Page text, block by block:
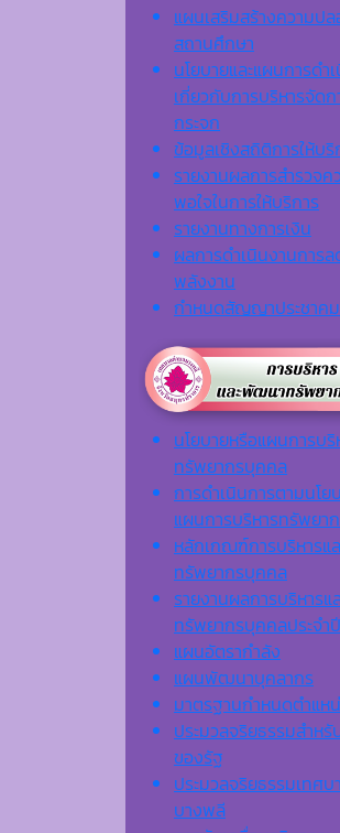
แผนเสริมสร้างความป
สถานศึกษา
นโยบายและแผนการดำ
เกี่ยวกับการบริหารจัดก
กระจก
ข้อมูลเชิงสถิติการให้บริ
รายงานผลการสำรวจ
พอใจในการให้บริการ
รายงานทางการเงิน
ผลการดำเนินงานการล
พลังงาน
กำหนดสัญญาประชาคม
นโยบายหรือแผนการบริ
ทรัพยากรบุคคล
การดำเนินการตามนโย
แผนการบริหารทรัพยา
หลักเกณฑ์การบริหาร
ทรัพยากรบุคคล
รายงานผลการบริหาร
ทรัพยากรบุคคลประจำปี
แผนอัตรากำลัง
แผนพัฒนาบุคลากร
มาตรฐานกำหนดตำแห
ประมวลจริยธรรมสำหรั
ของรัฐ
ประมวลจริยธรรมเทศ
บางพลี